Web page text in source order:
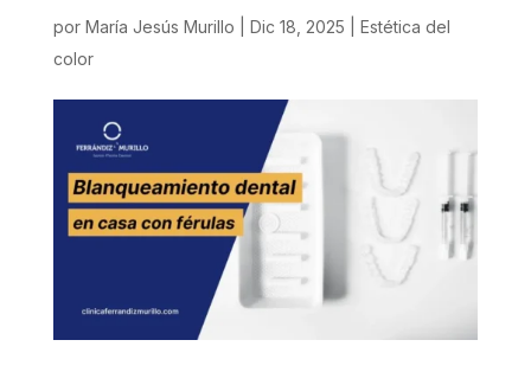
por María Jesús Murillo Dic 18, 2025
Estética del
color